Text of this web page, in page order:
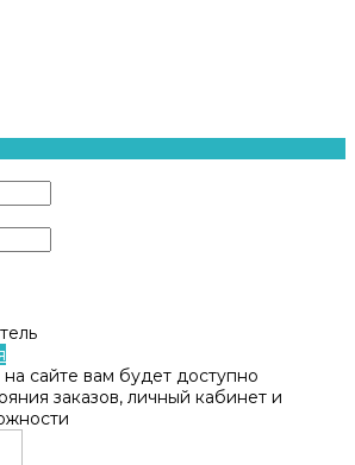
сайте вам будет доступно
заказов, личный кабинет и